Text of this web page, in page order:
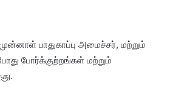
பாதுகாப்பு அமைச்சர், மற்றும்
போர்க்குற்றங்கள் மற்றும்